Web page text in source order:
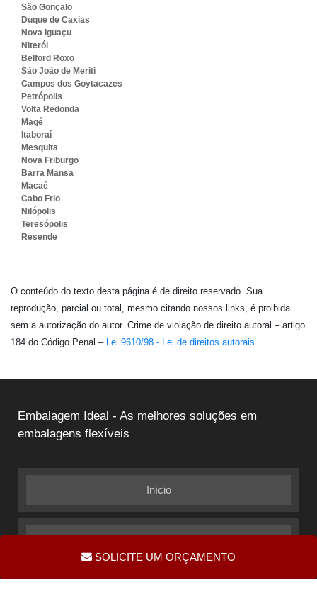
SOLICITE UM ORÇAMENTO
São Gonçalo
Duque de Caxias
Nova Iguaçu
Niterói
Belford Roxo
São João de Meriti
Campos dos Goytacazes
Petrópolis
Volta Redonda
Magé
Itaboraí
Mesquita
Nova Friburgo
Barra Mansa
Macaé
Cabo Frio
Nilópolis
Teresópolis
Resende
O conteúdo do texto desta página é de direito reservado. Sua
reprodução, parcial ou total, mesmo citando nossos links, é proibida
sem a autorização do autor. Crime de violação de direito autoral – artigo
184 do Código Penal – Lei 9610/98 - Lei de direitos autorais.
Embalagem Ideal - As melhores soluções em
embalagens flexíveis
Início
Quem Somos